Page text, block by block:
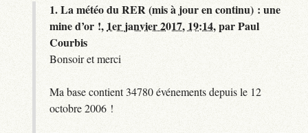
1.La météo du RER (mis à jour en continu) : une
mine d’or !, 1er janvier 2017, 19:14,parPaul
Courbis
Bonsoir et merci
Ma base contient 34780 événements depuis le 12
octobre 2006 !